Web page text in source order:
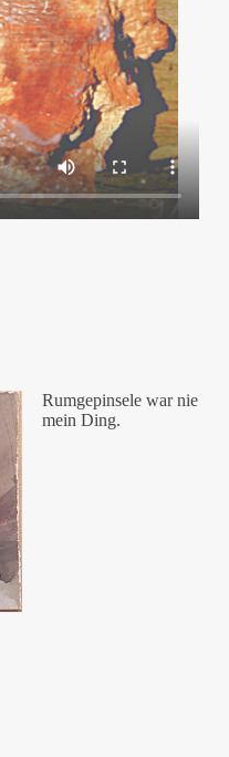
Rumgepinsele war nie
mein Ding.